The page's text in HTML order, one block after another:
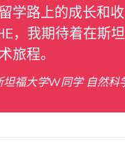
学路上的成长和
，我期待着在斯
旅程。
坦福大学W同学 自然科